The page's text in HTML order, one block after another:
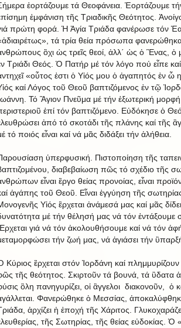
ἑορτάζουμε τά Θεοφάνεια. Ἑορτάζουμε
ἐμφάνιση τῆς Τριαδικῆς Θεότητος.
πρώτη φορά. Ἡ Ἁγία Τριάδα φανέρωσε τόν
τά τρία θεία πρόσωπα
ὂχι ὡς τρεῖς θεοί, ἀλλ΄ ὡς ὁ Ἓνας, ὁ
Τριάδι Θεός. Ὁ Πατήρ μέ τόν λόγο πού εἶπε
«οὗτος ἐστι ὁ Υἱός μου ὁ ἀγαπητός ἐν
καί Λόγος τοῦ Θεοῦ βαπτιζόμενος ἐν τῷ
Τό Ἃγιον Πνεῦμα μέ τήν ἐξωτερική
ἐπί τόν βαπτιζόμενο. Εὐδόκησε ὁ
ἀπό τό σκοτάδι τῆς πλάνης καί τῆς
τό ποιός εἶναι καί νά μᾶς διδάξει τήν ἀλήθεια.
ὑπερφυσική. Πιστοποίηση τῆς
διαβεβαίωση πῶς τό σχέδιο τῆς
εἶναι ἒργο θείας προνοίας, εἶναι
ἀγάπης τοῦ Θεοῦ. Εἶναι ἐγγύηση τῆς
Υἱός ἒρχεται ἀνάμεσά μας καί μᾶς
μέ τήν θέλησή μας νά τόν ἐντάξουμε
γιά νά τόν ἀκολουθήσουμε καί νά τόν
τήν ζωή μας, νά ἁγιάσει τήν
Κύριος ἒρχεται στόν Ἰορδάνη καί
τῆς θεότητος. Σκιρτοῦν τά βουνά, τά ὓδατα
ὃλη πανηγυρίζει, οἱ ἂγγελοι διακονοῦν, ὁ
Φανερώθηκε ὁ Μεσσίας,
ἀρχίζει ἡ ἐποχή τῆς Χάριτος.
τῆς Σωτηρίας, τῆς θείας εὐδοκίας. Ὁ